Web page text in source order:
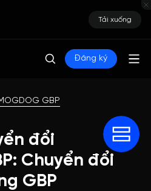
Tải xuống
Đăng ký
GBP
đổi
Chuyển đổi
GBP